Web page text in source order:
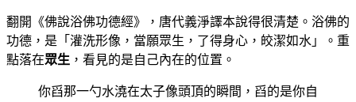
翻開《佛說浴佛功德經》，唐代義淨譯本說得很清楚。浴佛的
功德，是「灌洗形像，當願眾生，了得身心，皎潔如水」。重
點落在眾生 ，看見的是自己內在的位置。
你舀那一勺水澆在太子像頭頂的瞬間，舀的是你自